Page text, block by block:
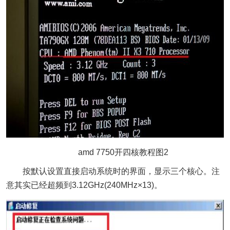
amd 7750开四核教程图2
按默认设置直接启动系统时的界面，显示三个核心。注
意其实已经超频到3.12GHz(240MHz×13)。